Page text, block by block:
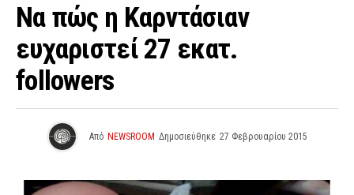
Να πώς η Καρντάσιαν
ευχαριστεί 27 εκατ.
followers
Από NEWSROOM Δημοσιεύθηκε 27 Φεβρουαρίου 2015